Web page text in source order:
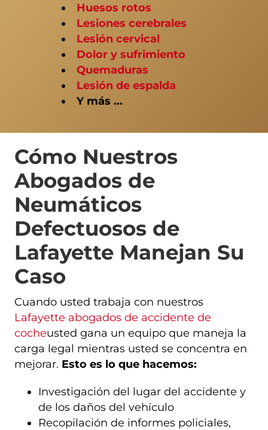
Huesos rotos
Lesiones cerebrales
Lesión cervical
Dolor y sufrimiento
Quemaduras
Lesión de espalda
Y más ...
Cómo Nuestros
Abogados de
Neumáticos
Defectuosos de
Lafayette Manejan Su
Caso
Cuando usted trabaja con nuestros
Lafayette abogados de accidente de
cocheusted gana un equipo que maneja la
carga legal mientras usted se concentra en
mejorar. Esto es lo que hacemos:
Investigación del lugar del accidente y
de los daños del vehículo
Recopilación de informes policiales,